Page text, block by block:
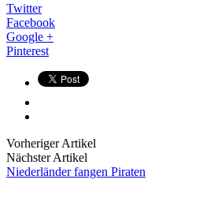
Twitter
Facebook
Google +
Pinterest
Vorheriger Artikel
Nächster Artikel
Niederländer fangen Piraten